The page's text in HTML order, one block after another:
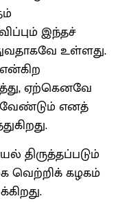
இந்தச்
உள்ளது.
ஏற்கெனவே
எனத்
திருத்தப்படும்
வெற்றிக் கழகம்